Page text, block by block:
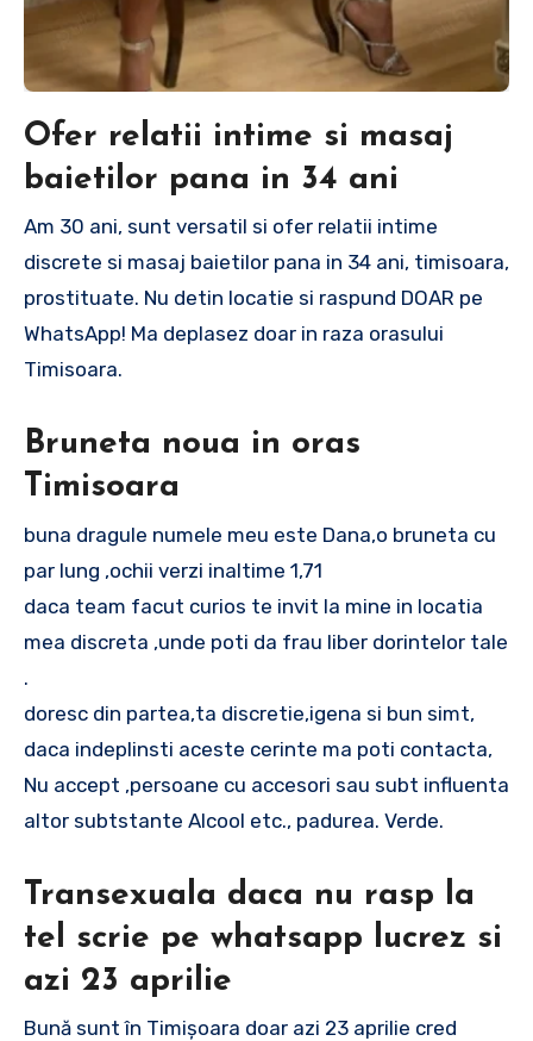
Ofer relatii intime si masaj
baietilor pana in 34 ani
Am 30 ani, sunt versatil si ofer relatii intime
discrete si masaj baietilor pana in 34 ani, timisoara,
prostituate. Nu detin locatie si raspund DOAR pe
WhatsApp! Ma deplasez doar in raza orasului
Timisoara.
Bruneta noua in oras
Timisoara
buna dragule numele meu este Dana,o bruneta cu
par lung ,ochii verzi inaltime 1,71
daca team facut curios te invit la mine in locatia
mea discreta ,unde poti da frau liber dorintelor tale
.
doresc din partea,ta discretie,igena si bun simt,
daca indeplinsti aceste cerinte ma poti contacta,
Nu accept ,persoane cu accesori sau subt influenta
altor subtstante Alcool etc., padurea. Verde.
Transexuala daca nu rasp la
tel scrie pe whatsapp lucrez si
azi 23 aprilie
Bună sunt în Timișoara doar azi 23 aprilie cred